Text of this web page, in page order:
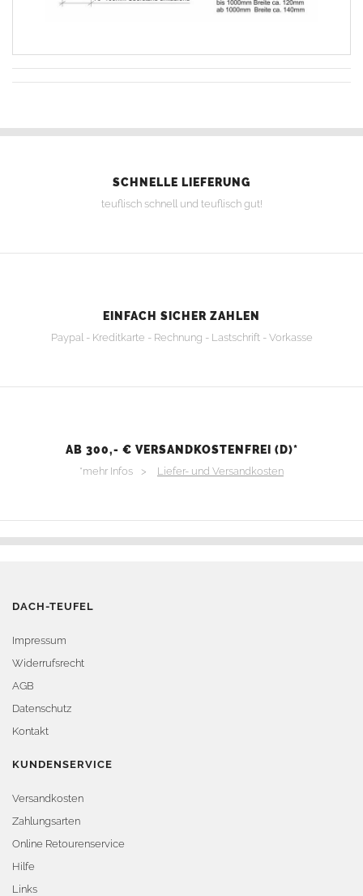
SCHNELLE LIEFERUNG
teuflisch schnell und teuflisch gut!
EINFACH SICHER ZAHLEN
Paypal - Kreditkarte - Rechnung - Lastschrift - Vorkasse
AB 300,- € VERSANDKOSTENFREI (D)*
*mehr Infos > Liefer- und Versandkosten
DACH-TEUFEL
Impressum
Widerrufsrecht
AGB
Datenschutz
Kontakt
KUNDENSERVICE
Versandkosten
Zahlungsarten
Online Retourenservice
Hilfe
Links